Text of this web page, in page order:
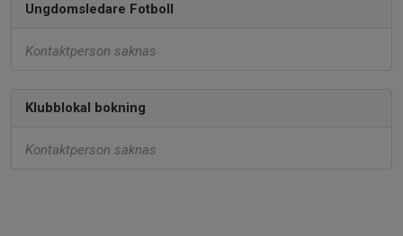
Ungdomsledare Fotboll
Kontaktperson saknas
Klubblokal bokning
Kontaktperson saknas